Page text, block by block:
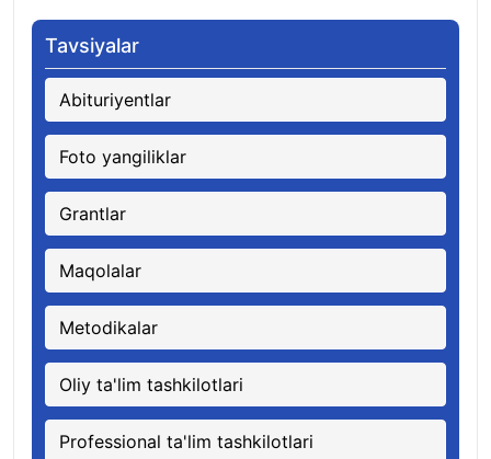
Tavsiyalar
Abituriyentlar
Foto yangiliklar
Grantlar
Maqolalar
Metodikalar
Oliy ta'lim tashkilotlari
Professional ta'lim tashkilotlari